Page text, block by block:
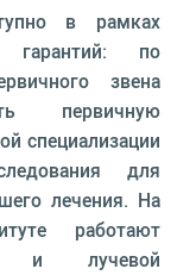
в рамках
гарантий: по
звена
первичную
специализации
для
лечения. На
работают
и лучевой